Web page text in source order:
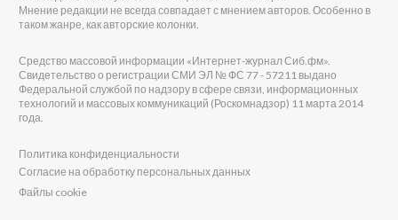
Мнение редакции не всегда совпадает с мнением авторов. Особенно в
таком жанре, как авторские колонки.
Средство массовой информации «Интернет-журнал Сиб.фм».
Свидетельство о регистрации СМИ ЭЛ № ФС 77 - 57211 выдано
Федеральной службой по надзору в сфере связи, информационных
технологий и массовых коммуникаций (Роскомнадзор) 11 марта 2014
года.
Политика конфиденциальности
Согласие на обработку персональных данных
Файлы cookie